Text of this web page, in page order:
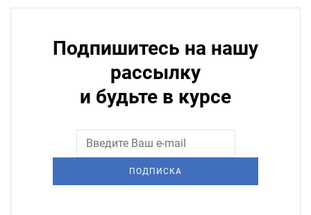
Подпишитесь на нашу
рассылку
и будьте в курсе
ПОДПИСКА